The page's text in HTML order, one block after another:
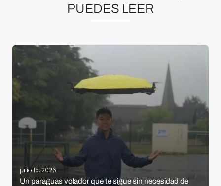
PUEDES LEER
julio 15, 2026
Un paraguas volador que te sigue sin necesidad de